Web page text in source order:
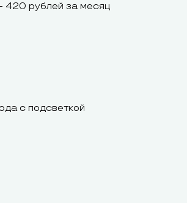
420 рублей за месяц
с подсветкой